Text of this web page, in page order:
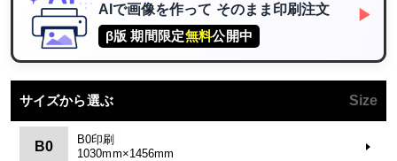
AIで画像を作って そのまま印刷注文
β版 期間限定無料公開中
▶
サイズから選ぶ Size
B0
B0印刷
1030mm×1456mm